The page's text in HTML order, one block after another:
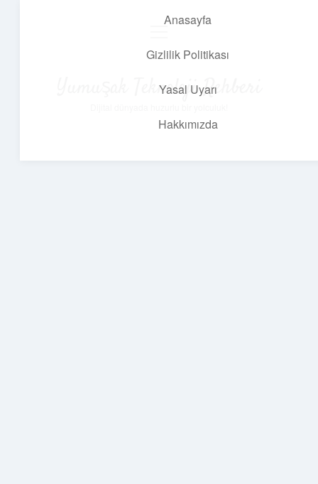
Anasayfa
Gizlilik Politikası
Yasal Uyarı
Hakkımızda
Yumuşak Teknoloji Rehberi